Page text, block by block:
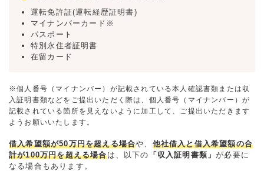
運転免許証(運転経歴証明書)
マイナンバーカード※
パスポート
特別永住者証明書
在留カード
※個人番号（マイナンバー）が記載されている本人確認書類または収
入証明書類などをご提出いただく際は、個人番号（マイナンバー）が
記載されている箇所を見えないように加工して、ご提出いただきます
ようお願いいたします。
借入希望額が50万円を超える場合や、 他社借入と借入希望額の合
計が100万円を超える場合は、以下の 「収入証明書類」が必要に
なる場合もあります。